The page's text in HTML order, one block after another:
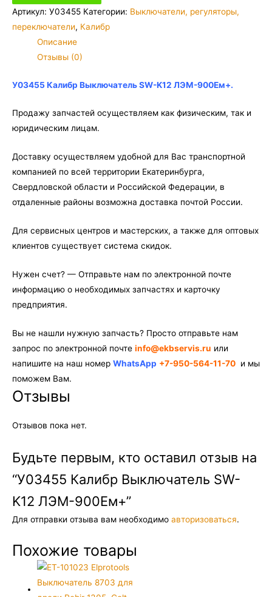
Калибр
Артикул: У03455 Категории: Выключатели, регуляторы,
переключатели, Калибр
Описание
Отзывы (0)
У03455 Калибр Выключатель SW-K12 ЛЭМ-900Ем+.
Продажу запчастей осуществляем как физическим, так и
юридическим лицам.
Доставку осуществляем удобной для Вас транспортной
компанией по всей территории Екатеринбурга,
Свердловской области и Российской Федерации, в
отдаленные районы возможна доставка почтой России.
Для сервисных центров и мастерских, а также для оптовых
клиентов существует система скидок.
Нужен счет? — Отправьте нам по электронной почте
информацию о необходимых запчастях и карточку
предприятия.
Вы не нашли нужную запчасть? Просто отправьте нам
запрос по электронной почте info@ekbservis.ru или
напишите на наш номер WhatsApp +7-950-564-11-70 и мы
поможем Вам.
Отзывы
Отзывов пока нет.
Будьте первым, кто оставил отзыв на
“У03455 Калибр Выключатель SW-
K12 ЛЭМ-900Ем+”
Для отправки отзыва вам необходимо авторизоваться.
Похожие товары